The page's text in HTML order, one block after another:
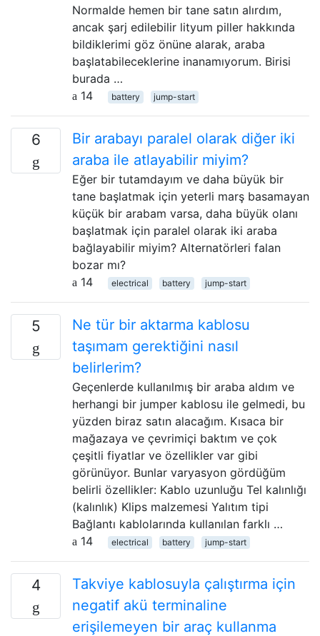
Normalde hemen bir tane satın alırdım,
ancak şarj edilebilir lityum piller hakkında
bildiklerimi göz önüne alarak, araba
başlatabileceklerine inanamıyorum. Birisi
burada …
14
battery jump-start
6
Bir arabayı paralel olarak diğer iki
araba ile atlayabilir miyim?
Eğer bir tutamdayım ve daha büyük bir
tane başlatmak için yeterli marş basamayan
küçük bir arabam varsa, daha büyük olanı
başlatmak için paralel olarak iki araba
bağlayabilir miyim? Alternatörleri falan
bozar mı?
14
electrical battery jump-start
5
Ne tür bir aktarma kablosu
taşımam gerektiğini nasıl
belirlerim?
Geçenlerde kullanılmış bir araba aldım ve
herhangi bir jumper kablosu ile gelmedi, bu
yüzden biraz satın alacağım. Kısaca bir
mağazaya ve çevrimiçi baktım ve çok
çeşitli fiyatlar ve özellikler var gibi
görünüyor. Bunlar varyasyon gördüğüm
belirli özellikler: Kablo uzunluğu Tel kalınlığı
(kalınlık) Klips malzemesi Yalıtım tipi
Bağlantı kablolarında kullanılan farklı …
14
electrical battery jump-start
4
Takviye kablosuyla çalıştırma için
negatif akü terminaline
erişilemeyen bir araç kullanma